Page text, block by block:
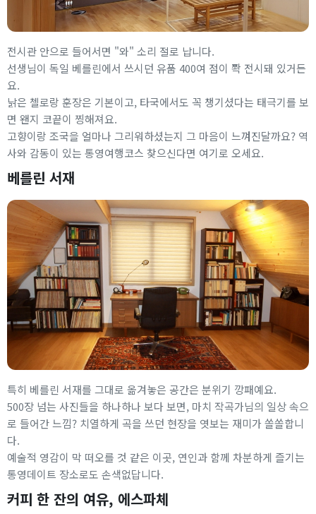
전시관 안으로 들어서면 "와" 소리 절로 납니다.
선생님이 독일 베를린에서 쓰시던 유품 400여 점이 쫙 전시돼 있거든
요.
낡은 첼로랑 훈장은 기본이고, 타국에서도 꼭 챙기셨다는 태극기를 보
면 왠지 코끝이 찡해져요.
고향이랑 조국을 얼마나 그리워하셨는지 그 마음이 느껴진달까요? 역
사와 감동이 있는 통영여행코스 찾으신다면 여기로 오세요.
베를린 서재
특히 베를린 서재를 그대로 옮겨놓은 공간은 분위기 깡패예요.
500장 넘는 사진들을 하나하나 보다 보면, 마치 작곡가님의 일상 속으
로 들어간 느낌? 치열하게 곡을 쓰던 현장을 엿보는 재미가 쏠쏠합니
다.
예술적 영감이 막 떠오를 것 같은 이곳, 연인과 함께 차분하게 즐기는
통영데이트 장소로도 손색없답니다.
커피 한 잔의 여유, 에스파체